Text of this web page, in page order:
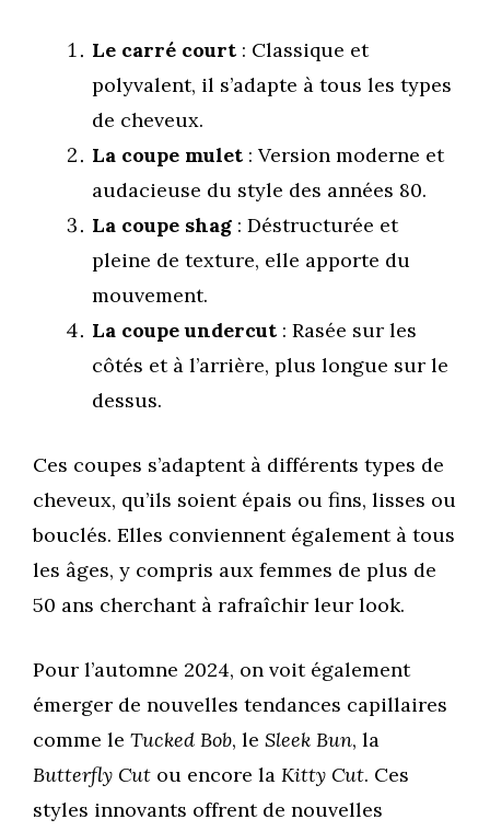
Le carré court : Classique et
polyvalent, il s’adapte à tous les types
de cheveux.
La coupe mulet : Version moderne et
audacieuse du style des années 80.
La coupe shag : Déstructurée et
pleine de texture, elle apporte du
mouvement.
La coupe undercut : Rasée sur les
côtés et à l’arrière, plus longue sur le
dessus.
Ces coupes s’adaptent à différents types de
cheveux, qu’ils soient épais ou fins, lisses ou
bouclés. Elles conviennent également à tous
les âges, y compris aux femmes de plus de
50 ans cherchant à rafraîchir leur look.
Pour l’automne 2024, on voit également
émerger de nouvelles tendances capillaires
comme le Tucked Bob, le Sleek Bun, la
Butterfly Cut ou encore la Kitty Cut. Ces
styles innovants offrent de nouvelles